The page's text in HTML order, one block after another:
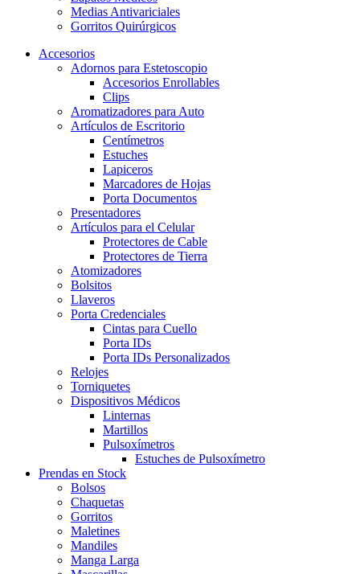
Medias Antivariciales
Gorritos Quirúrgicos
Accesorios
Adornos para Estetoscopio
Accesorios Enrollables
Clips
Aromatizadores para Auto
Artículos de Escritorio
Centímetros
Estuches
Lapiceros
Marcadores de Hojas
Porta Documentos
Presentadores
Artículos para el Celular
Protectores de Cable
Protectores de Tierra
Atomizadores
Bolsitos
Llaveros
Porta Credenciales
Cintas para Cuello
Porta IDs
Porta IDs Personalizados
Relojes
Torniquetes
Dispositivos Médicos
Linternas
Martillos
Pulsoxímetros
Estuches de Pulsoxímetro
Prendas en Stock
Bolsos
Chaquetas
Gorritos
Maletines
Mandiles
Manga Larga